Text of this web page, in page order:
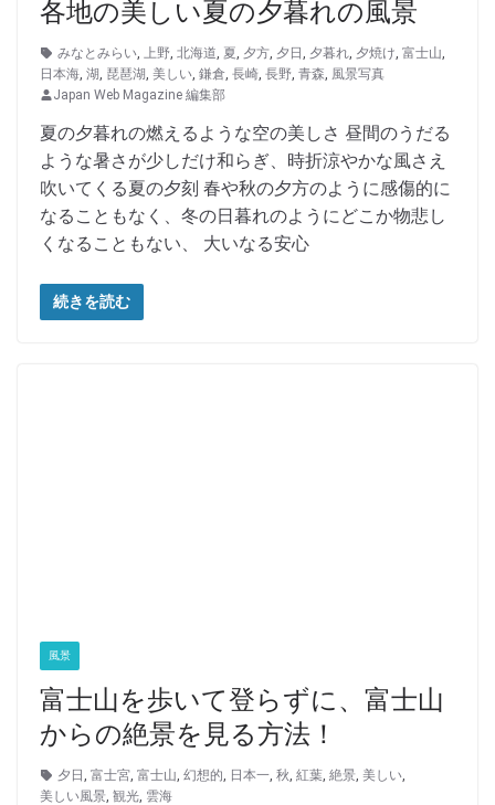
各地の美しい夏の夕暮れの風景
みなとみらい 上野 北海道 夏 夕方 夕日 夕暮れ 夕焼け 富士山
日本海 湖 琵琶湖 美しい 鎌倉 長崎 長野 青森 風景写真
Japan Web Magazine 編集部
夏の夕暮れの燃えるような空の美しさ 昼間のうだる
ような暑さが少しだけ和らぎ、時折涼やかな風さえ
吹いてくる夏の夕刻 春や秋の夕方のように感傷的に
なることもなく、冬の日暮れのようにどこか物悲し
くなることもない、 大いなる安心
続きを読む
風景
富士山を歩いて登らずに、富士山
からの絶景を見る方法！
夕日 , 富士宮, 富士山, 幻想的, 日本一, 秋, 紅葉, 絶景, 美しい,
美しい風景, 観光, 雲海